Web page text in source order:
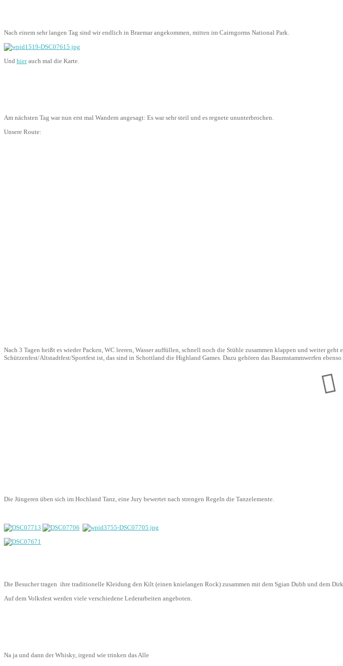
Nach einem sehr langen Tag sind wir endlich in Braemar angekommen, mitten im Cairngorms National Park.
Und hierauch mal die Karte.
Am nächsten Tag war nun erst mal Wandern angesagt: Es war sehr steil und es regnete ununterbrochen.
Unsere Route:
Nach 3 Tagen heißt es wieder Packen, WC leeren, Wasser auffüllen, schnell noch die Stühle zusammen klappen und weiter geht
Schützenfest/Altstadtfest/Sportfest ist, das sind in Schottland die Highland Games. Dazu gehören das Baumstammwerfen
Die Jüngeren üben sich im Hochland Tanz, eine Jury bewertet nach strengen Regeln die Tanzelemente.
Die Besucher tragen ihre traditionelle Kleidung den Kilt (einen knielangen Rock) zusammen mit dem Sgian Dubh und dem
Auf dem Volksfest werden viele verschiedene Lederarbeiten angeboten.
Na ja und dann der Whisky, irgend wie trinken das Alle